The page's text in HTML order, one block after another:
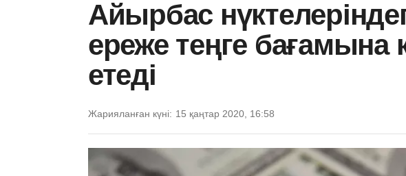
Айырбас
ереже теңге бағамына
етеді
Жарияланған күні: 15 қаңтар 2020, 16:58